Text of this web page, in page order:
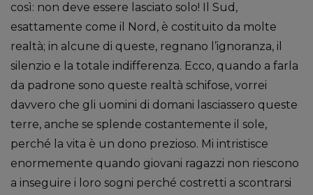
così: non deve essere lasciato solo! Il Sud,
esattamente come il Nord, è costituito da molte
realtà; in alcune di queste, regnano l’ignoranza, il
silenzio e la totale indifferenza. Ecco, quando a farla
da padrone sono queste realtà schifose, vorrei
davvero che gli uomini di domani lasciassero queste
terre, anche se splende costantemente il sole,
perché la vita è un dono prezioso. Mi intristisce
enormemente quando giovani ragazzi non riescono
a inseguire i loro sogni perché costretti a scontrarsi